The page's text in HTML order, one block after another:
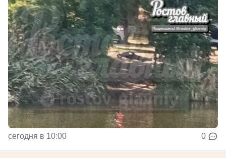
сегодня в 10:00 0